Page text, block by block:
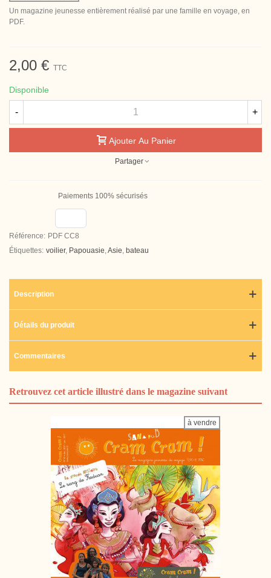
Un magazine jeunesse entièrement réalisé par une famille en voyage, en
PDF.
2,00 € TTC
Disponible
- +
Ajouter Au Panier
Partager
Paiements 100% sécurisés
Référence: PDF CC8
Étiquettes: voilier, Papouasie,Asie, bateau
Description
Détails du produit
Commentaires
Retrouvez cet article illustré dans le magazine suivant
à vendre